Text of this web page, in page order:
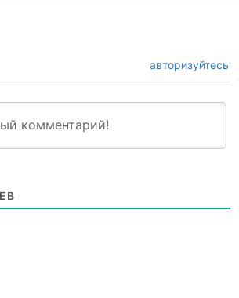
авторизуйтесь